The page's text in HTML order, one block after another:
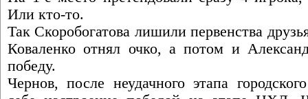
Или кто-то.
Так Скоробогатова лишили первенства
Коваленко отнял очко, а потом и
победу.
Чернов, после неудачного этапа